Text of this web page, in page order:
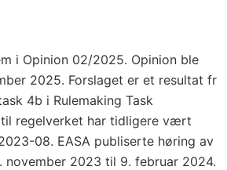
i Opinion 02/2025. Opinion ble
2025. Forslaget er et resultat fr
4b i Rulemaking Task
til regelverket har tidligere vært
08. EASA publiserte høring av
november 2023 til 9. februar 2024.